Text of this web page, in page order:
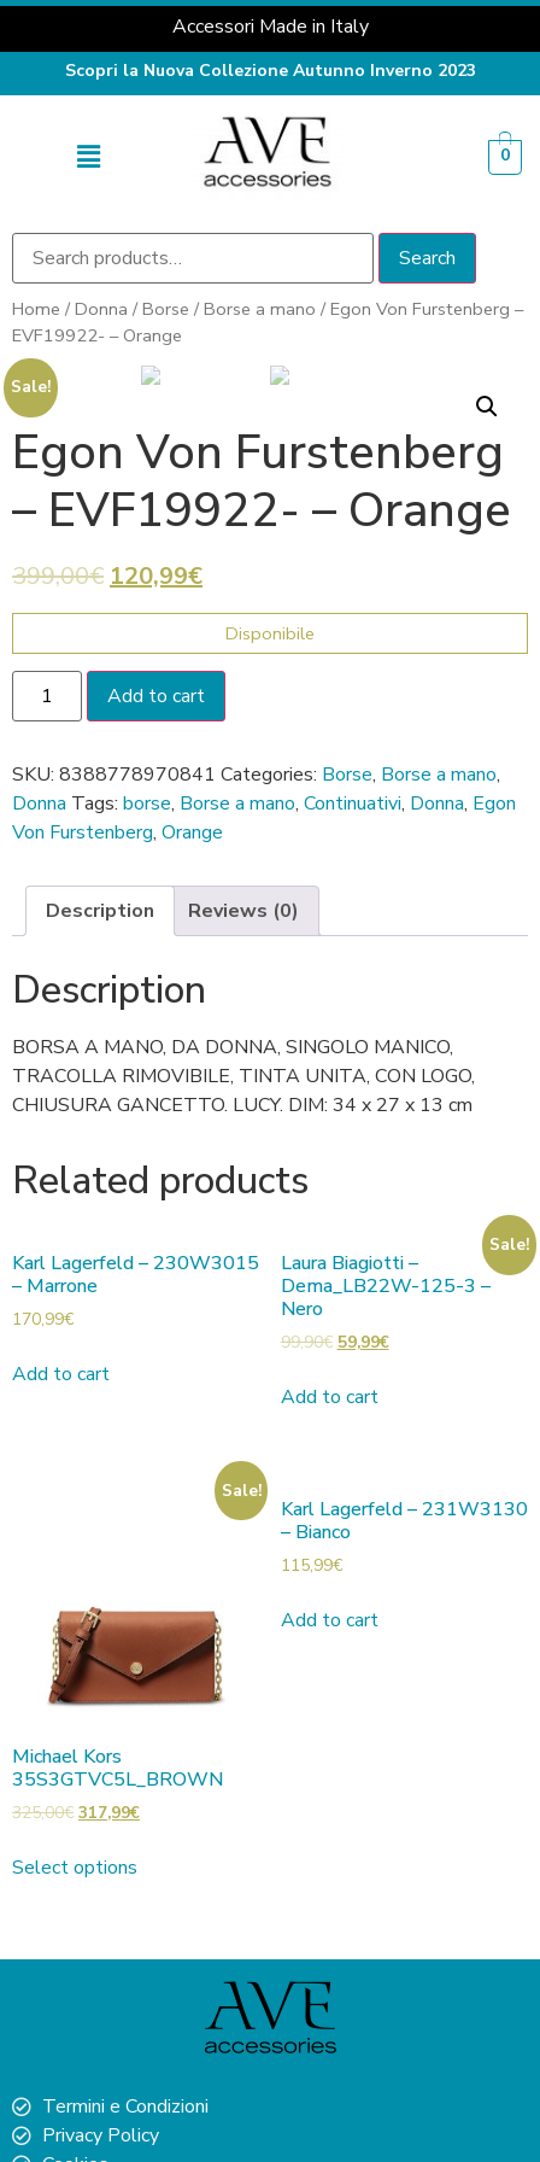
Accessori Made in Italy
Scopri la Nuova Collezione Autunno Inverno 2023
0
Search
Home / Donna / Borse / Borse a mano / Egon Von Furstenberg –
EVF19922- – Orange
Sale!
Egon Von Furstenberg
– EVF19922- – Orange
399,00€ 120,99€
Disponibile
Add to cart
SKU: 8388778970841 Categories: Borse, Borse a mano,
Donna Tags: borse, Borse a mano, Continuativi, Donna, Egon
Von Furstenberg, Orange
Description Reviews (0)
Description
BORSA A MANO, DA DONNA, SINGOLO MANICO,
TRACOLLA RIMOVIBILE, TINTA UNITA, CON LOGO,
CHIUSURA GANCETTO. LUCY. DIM: 34 x 27 x 13 cm
Related products
Karl Lagerfeld – 230W3015
– Marrone
170,99€
Add to cart
Sale!
Laura Biagiotti –
Dema_LB22W-125-3 –
Nero
99,90€ 59,99€
Add to cart
Sale!
Michael Kors
35S3GTVC5L_BROWN
325,00€ 317,99€
Select options
Karl Lagerfeld – 231W3130
– Bianco
115,99€
Add to cart
Termini e Condizioni
Privacy Policy